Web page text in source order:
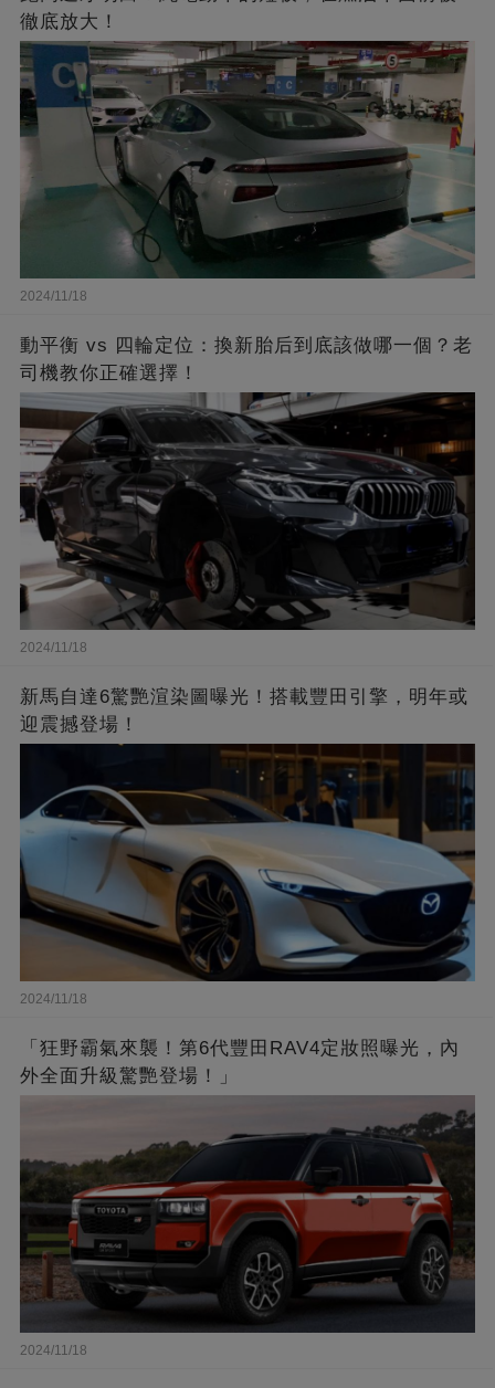
徹底放大！
2024/11/18
動平衡 vs 四輪定位：換新胎后到底該做哪一個？老
司機教你正確選擇！
2024/11/18
新馬自達6驚艷渲染圖曝光！搭載豐田引擎，明年或
迎震撼登場！
2024/11/18
「狂野霸氣來襲！第6代豐田RAV4定妝照曝光，內
外全面升級驚艷登場！」
2024/11/18